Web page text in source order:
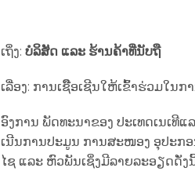
ເຖິ່ງ: ບໍລິສັດ ແລະ ຮ້ານຄ້າທີ່ນັບຖື
ເລື່ອງ: ການເຊື໊ອເຊີນໃຫ້ເຂົ້າຮ່ວມໃນ
ອົງການ ພັດທະນາຂອງ ປະເທດເນເທີ
ເນີນການປະມູນ ການສະໜອງ ອຸປະກ
ໄຊ ແລະ ຫົວພັນເຊິ່ງມີລາຍລະອຽດດັ່ງ